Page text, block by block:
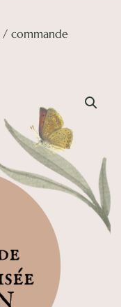
/ commande